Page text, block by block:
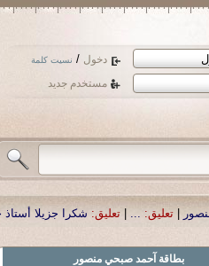
دخول / نسيت كلمة
مستخدم جديد
شكرا جزيلا أستاذ حمد الحمد .أكرمكم الله
بطاقة آحمد صبحي منصور